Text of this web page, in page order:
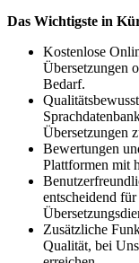
Das Wichtigste in
Kostenlose
Übersetzungen
Bedarf.
Übersetzungen
Bewertungen
Plattformen mit
entscheidend
Zusätzliche
Qualität, bei